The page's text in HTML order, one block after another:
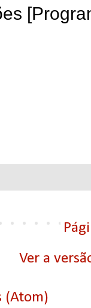
Ver a
(Atom)